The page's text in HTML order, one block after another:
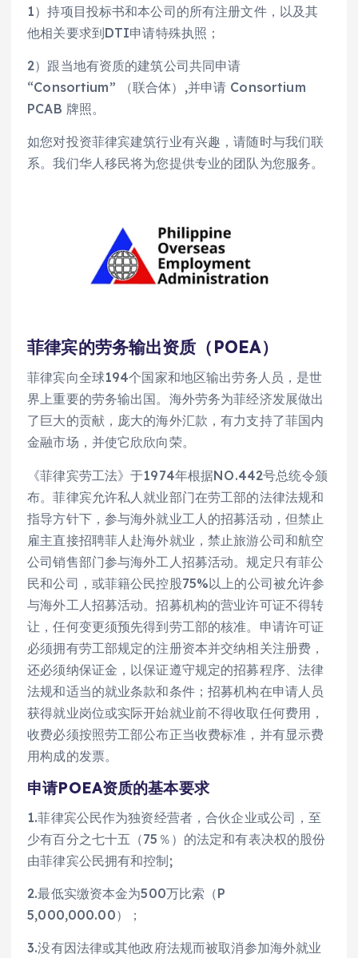
1）持项目投标书和本公司的所有注册文件，以及其
他相关要求到DTI申请特殊执照；
2）跟当地有资质的建筑公司共同申请
“Consortium” （联合体）,并申请 Consortium
PCAB 牌照。
如您对投资菲律宾建筑行业有兴趣，请随时与我们联
系。我们华人移民将为您提供专业的团队为您服务。
菲律宾的劳务输出资质（POEA）
菲律宾向全球194个国家和地区输出劳务人员，是世
界上重要的劳务输出国。海外劳务为菲经济发展做出
了巨大的贡献，庞大的海外汇款，有力支持了菲国内
金融市场，并使它欣欣向荣。
《菲律宾劳工法》于1974年根据NO.442号总统令颁
布。菲律宾允许私人就业部门在劳工部的法律法规和
指导方针下，参与海外就业工人的招募活动，但禁止
雇主直接招聘菲人赴海外就业，禁止旅游公司和航空
公司销售部门参与海外工人招募活动。规定只有菲公
民和公司，或菲籍公民控股75%以上的公司被允许参
与海外工人招募活动。招募机构的营业许可证不得转
让，任何变更须预先得到劳工部的核准。申请许可证
必须拥有劳工部规定的注册资本并交纳相关注册费，
还必须纳保证金，以保证遵守规定的招募程序、法律
法规和适当的就业条款和条件；招募机构在申请人员
获得就业岗位或实际开始就业前不得收取任何费用，
收费必须按照劳工部公布正当收费标准，并有显示费
用构成的发票。
申请POEA资质的基本要求
1.菲律宾公民作为独资经营者，合伙企业或公司，至
少有百分之七十五（75％）的法定和有表决权的股份
由菲律宾公民拥有和控制;
2.最低实缴资本金为500万比索（P
5,000,000.00）；
3.没有因法律或其他政府法规而被取消参加海外就业